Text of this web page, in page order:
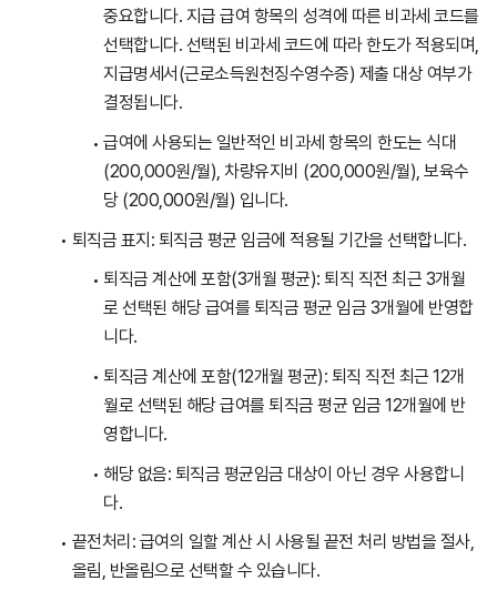
중요합니다. 지급 급여 항목의 성격에 따른 비과세 코드를
선택합니다. 선택된 비과세 코드에 따라 한도가 적용되며,
지급명세서(근로소득원천징수영수증) 제출 대상 여부가
결정됩니다.
급여에 사용되는 일반적인 비과세 항목의 한도는 식대
(200,000원/월), 차량유지비 (200,000원/월), 보육수
당 (200,000원/월) 입니다.
퇴직금 표지: 퇴직금 평균 임금에 적용될 기간을 선택합니다.
퇴직금 계산에 포함(3개월 평균): 퇴직 직전 최근 3개월
로 선택된 해당 급여를 퇴직금 평균 임금 3개월에 반영합
니다.
퇴직금 계산에 포함(12개월 평균): 퇴직 직전 최근 12개
월로 선택된 해당 급여를 퇴직금 평균 임금 12개월에 반
영합니다.
해당 없음: 퇴직금 평균임금 대상이 아닌 경우 사용합니
다.
끝전처리: 급여의 일할 계산 시 사용될 끝전 처리 방법을 절사,
올림, 반올림으로 선택할 수 있습니다.